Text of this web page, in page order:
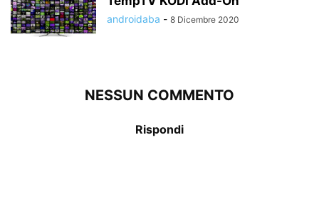
androidaba - 8 Dicembre 2020
NESSUN COMMENTO
Rispondi